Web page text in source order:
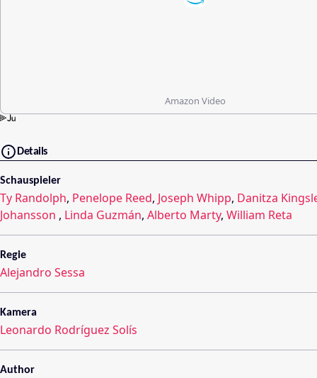
Amazon Video
Details
Schauspieler
Ty Randolph, Penelope Reed, Joseph Whipp, Danitza
Johansson , Linda Guzmán, Alberto Marty, William Reta
Regie
Alejandro Sessa
Kamera
Leonardo Rodríguez Solís
Author